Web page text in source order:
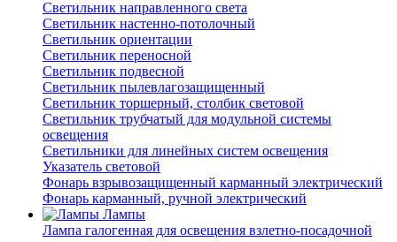
Светильник направленного света
Светильник настенно-потолочный
Светильник ориентации
Светильник переносной
Светильник подвесной
Светильник пылевлагозащищенный
Светильник торшерный, столбик световой
Светильник трубчатый для модульной системы
освещения
Светильники для линейных систем освещения
Указатель световой
Фонарь взрывозащищенный карманный электрический
Фонарь карманный, ручной электрический
Лампы
Лампа галогенная для освещения взлетно-посадочной